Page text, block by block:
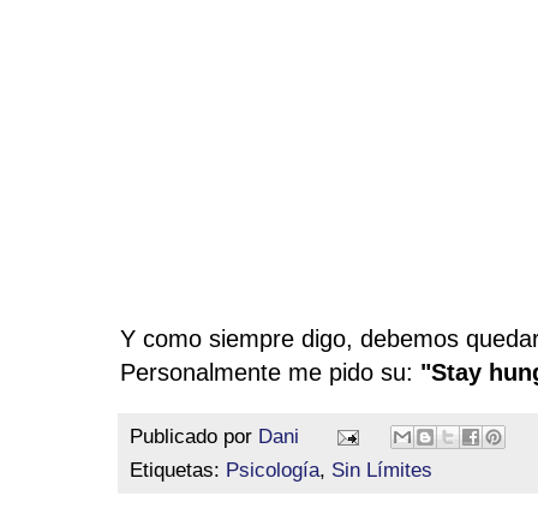
Y como siempre digo, debemos
Personalmente me pido su: "Stay
Publicado por Dani
Etiquetas: Psicología, Sin Límites